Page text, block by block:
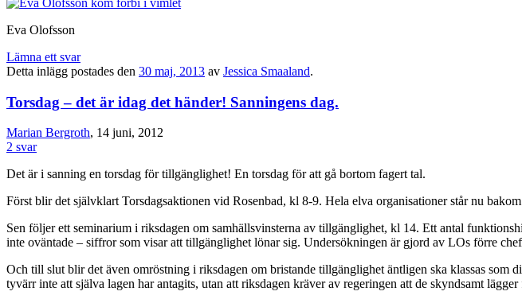
Eva Olofsson
Lämna ett svar
Detta inlägg postades den 30 maj, 2013 av Jessica Smaaland.
Torsdag – det är idag det händer! Sanningens dag.
Marian Bergroth, 14 juni, 2012
2 svar
Det är i sanning en torsdag för tillgänglighet! En torsdag för att gå bortom fagert tal.
Först blir det självklart Torsdagsaktionen vid Rosenbad, kl 8-9. Hela elva organisationer står nu
Sen följer ett seminarium i riksdagen om samhällsvinsterna av tillgänglighet, kl 14. Ett antal
inte oväntade – siffror som visar att tillgänglighet lönar sig. Undersökningen är gjord av LOs förre
Och till slut blir det även omröstning i riksdagen om bristande tillgänglighet äntligen ska klassas
tyvärr inte att själva lagen har antagits, utan att riksdagen kräver av regeringen att de skyndsamt